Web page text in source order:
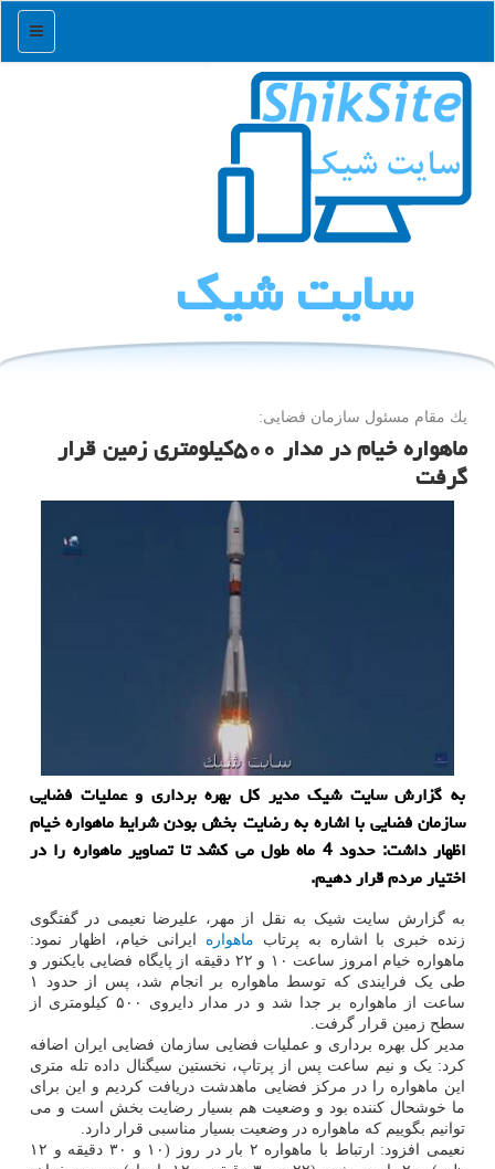
منو
سایت شیك
یك مقام مسئول سازمان فضایی:
ماهواره خیام در مدار ۵۰۰کیلومتری زمین قرار
گرفت
به گزارش سایت شیک مدیر کل بهره برداری و عملیات فضایی
سازمان فضایی با اشاره به رضایت بخش بودن شرایط ماهواره خیام
اظهار داشت: حدود 4 ماه طول می کشد تا تصاویر ماهواره را در
اختیار مردم قرار دهیم.
به گزارش سایت شیک به نقل از مهر، علیرضا نعیمی در گفتگوی
زنده خبری با اشاره به پرتاب ماهواره ایرانی خیام، اظهار نمود:
ماهواره خیام امروز ساعت ۱۰ و ۲۲ دقیقه از پایگاه فضایی بایکنور و
طی یک فرایندی که توسط ماهواره بر انجام شد، پس از حدود ۱
ساعت از ماهواره بر جدا شد و در مدار دایروی ۵۰۰ کیلومتری از
سطح زمین قرار گرفت.
مدیر کل بهره برداری و عملیات فضایی سازمان فضایی ایران اضافه
کرد: یک و نیم ساعت پس از پرتاپ، نخستین سیگنال داده تله متری
این ماهواره را در مرکز فضایی ماهدشت دریافت کردیم و این برای
ما خوشحال کننده بود و وضعیت هم بسیار رضایت بخش است و می
توانیم بگوییم که ماهواره در وضعیت بسیار مناسبی قرار دارد.
نعیمی افزود: ارتباط با ماهواره ۲ بار در روز (۱۰ و ۳۰ دقیقه و ۱۲